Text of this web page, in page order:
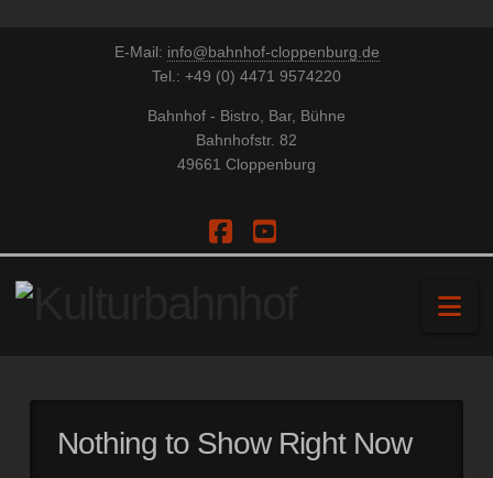
E-Mail: info@bahnhof-cloppenburg.de
Tel.: +49 (0) 4471 9574220
Bahnhof - Bistro, Bar, Bühne
Bahnhofstr. 82
49661 Cloppenburg
Facebook
YouTube
Nothing to Show Right Now